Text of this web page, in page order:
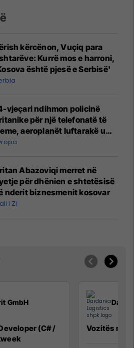
kërcënon, Vuçiq para
Kurrë mos e harroni,
është pjesë e Serbisë'
vjeçari ndihmon policinë
për një telefonatë të
aeroplanët luftarakë u
në ajër për të
Abazoviqi merret në
për dhënien e shtetësisë
nderit biznesmenit kosovar
i Zi
GmbH
(C# /
Vozitës me